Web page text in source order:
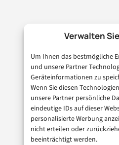
Verwalten
Um Ihnen das bestmögliche
und unsere Partner
Geräteinformationen zu
Wenn Sie diesen
unsere Partner persönliche
eindeutige IDs auf dieser
personalisierte Werbung
nicht erteilen oder
beeinträchtigt werden.